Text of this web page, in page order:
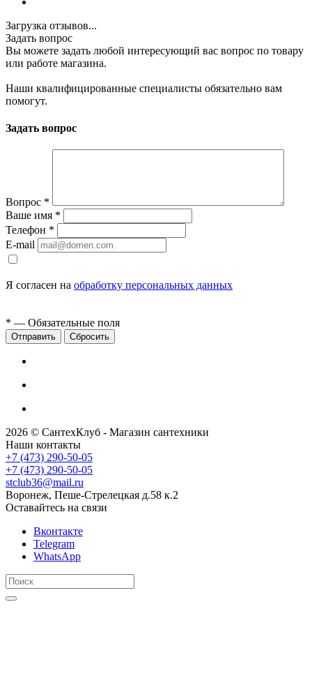
Загрузка отзывов...
Задать вопрос
Вы можете задать любой интересующий вас вопрос по товару
или работе магазина.
Наши квалифицированные специалисты обязательно вам
помогут.
Задать вопрос
Вопрос *
Ваше имя *
Телефон *
E-mail
Я согласен на обработку персональных данных
* — Обязательные поля
Сбросить
2026 © СантехКлуб - Магазин сантехники
Наши контакты
+7 (473) 290-50-05
+7 (473) 290-50-05
stclub36@mail.ru
Воронеж, Пеше-Стрелецкая д.58 к.2
Оставайтесь на связи
Вконтакте
Telegram
WhatsApp